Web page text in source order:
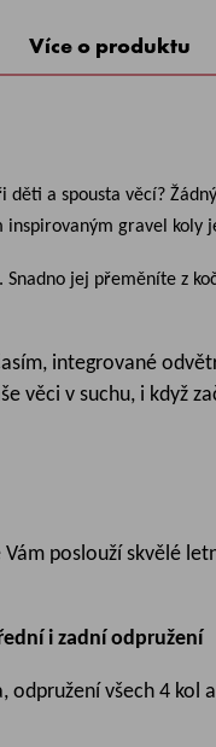
Více o produktu
a spousta věcí?
gravel
Snadno jej přeměníte z
integrované
věci v suchu, i když
poslouží skvělé
i zadní odpružení
odpružení všech 4